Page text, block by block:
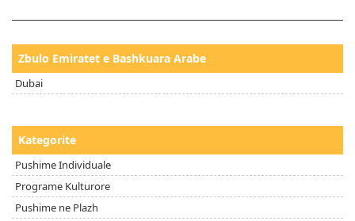
Zbulo Emiratet e Bashkuara Arabe
Dubai
Kategorite
Pushime Individuale
Programe Kulturore
Pushime ne Plazh